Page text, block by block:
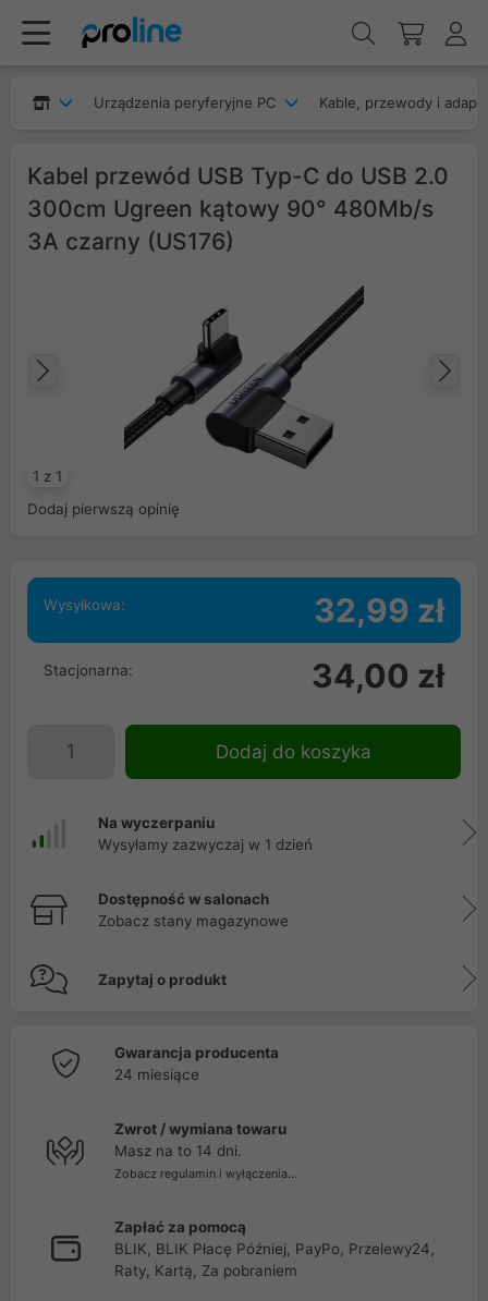
Urządzenia peryferyjne PC Kable, przewody i
Kabel przewód USB Typ-C do USB 2.0
300cm Ugreen kątowy 90° 480Mb/s
3A czarny (US176)
1 z 1
Poprzedni
Dodaj pierwszą opinię
Wysyłkowa: 32,99 zł
Stacjonarna: 34,00 zł
Dodaj do koszyka
Na wyczerpaniu
Wysyłamy zazwyczaj w 1 dzień
Dostępność w salonach
Zobacz stany magazynowe
Zapytaj o produkt
Gwarancja producenta
24 miesiące
Zwrot / wymiana towaru
Masz na to 14 dni.
Zobacz regulamin i wyłączenia...
Zapłać za pomocą
BLIK, BLIK Płacę Później, PayPo, Przelewy24,
Raty, Kartą, Za pobraniem